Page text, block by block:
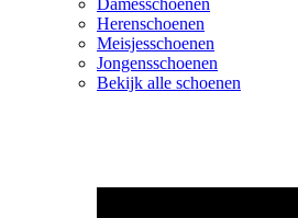
Herenschoenen
Meisjesschoenen
Jongensschoenen
Bekijk alle schoenen